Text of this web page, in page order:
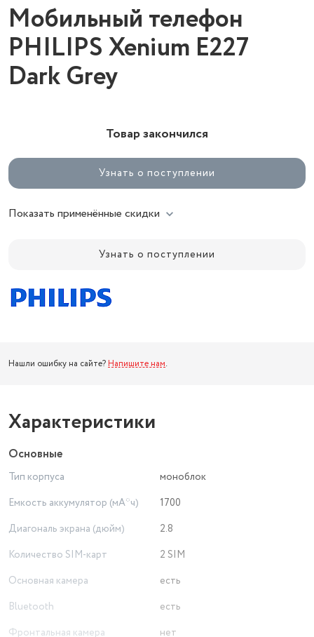
Мобильный телефон
PHILIPS Xenium E227
Dark Grey
Товар закончился
Узнать о поступлении
Показать применённые скидки
Узнать о поступлении
Нашли ошибку на сайте? Напишите нам.
Характеристики
Основные
Тип корпуса
моноблок
Емкость аккумулятор (мА*ч)
1700
Диагональ экрана (дюйм)
2.8
Количество SIM-карт
2 SIM
Основная камера
есть
Bluetooth
есть
Фронтальная камера
нет